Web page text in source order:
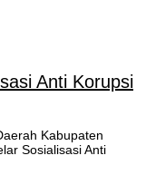
Anti Korupsi
Kabupaten
Sosialisasi Anti